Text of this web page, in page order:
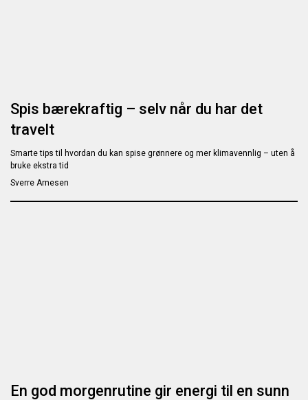
Spis bærekraftig – selv når du har det
travelt
Smarte tips til hvordan du kan spise grønnere og mer klimavennlig – uten å
bruke ekstra tid
Sverre Arnesen
En god morgenrutine gir energi til en sunn